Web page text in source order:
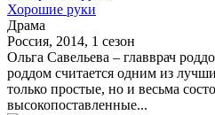
Хорошие руки
Драма
Россия, 2014, 1 сезон
Ольга Савельева – главврач
роддом считается одним из
только простые, но и весьма
высокопоставленные...